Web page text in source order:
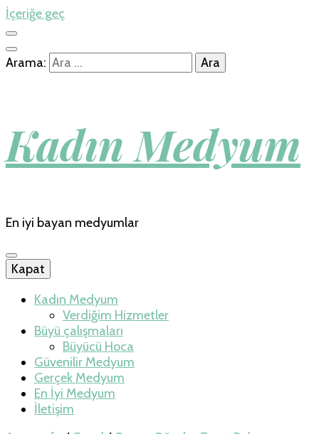
İçeriğe geç
Arama:
Kadın Medyum
En iyi bayan medyumlar
Kapat
Kadın Medyum
Verdiğim Hizmetler
Büyü çalışmaları
Büyücü Hoca
Güvenilir Medyum
Gerçek Medyum
En İyi Medyum
İletişim